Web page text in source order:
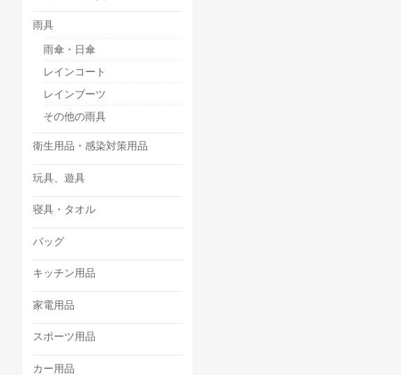
雨具
雨傘・日傘
レインコート
レインブーツ
その他の雨具
衛生用品・感染対策用品
玩具、遊具
寝具・タオル
バッグ
キッチン用品
家電用品
スポーツ用品
カー用品